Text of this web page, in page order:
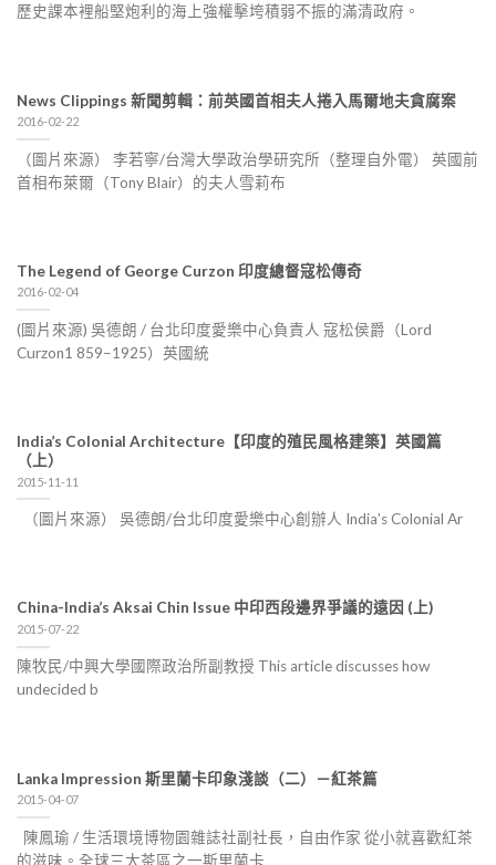
歷史課本裡船堅炮利的海上強權擊垮積弱不振的滿清政府。
News Clippings 新聞剪輯：前英國首相夫人捲入馬爾地夫貪腐案
2016-02-22
（圖片來源） 李若寧/台灣大學政治學研究所（整理自外電） 英國前
首相布萊爾（Tony Blair）的夫人雪莉布
The Legend of George Curzon 印度總督寇松傳奇
2016-02-04
(圖片來源) 吳德朗 / 台北印度愛樂中心負責人 寇松侯爵（Lord
Curzon1 859–1925）英國統
India’s Colonial Architecture【印度的殖民風格建築】英國篇
（上）
2015-11-11
（圖片來源） 吳德朗/台北印度愛樂中心創辦人 India’s Colonial Ar
China-India’s Aksai Chin Issue 中印西段邊界爭議的遠因 (上)
2015-07-22
陳牧民/中興大學國際政治所副教授 This article discusses how
undecided b
Lanka Impression 斯里蘭卡印象淺談（二）－紅茶篇
2015-04-07
陳鳳瑜 / 生活環境博物園雜誌社副社長，自由作家 從小就喜歡紅茶
的滋味。全球三大茶區之一斯里蘭卡